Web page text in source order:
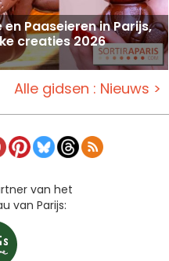
Paaseieren in Parijs,
creaties 2026
Alle gidsen : Nieuws >
van het
van Parijs: